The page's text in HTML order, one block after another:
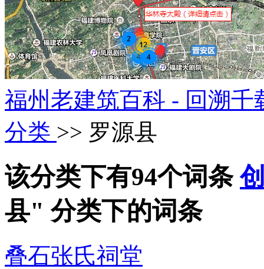
福州老建筑百科 - 回溯
分类 >> 罗源县
该分类下有94个词条
县" 分类下的词条
叠石张氏祠堂